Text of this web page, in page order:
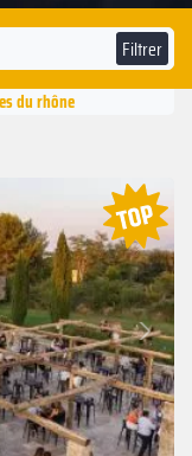
Filtrer
du rhône
Suivant